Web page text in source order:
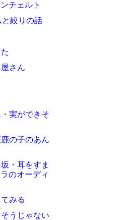
チェルト
絞りの話
さん
実ができそ
の子のあん
・耳をすま
のオーディ
みる
うじゃない